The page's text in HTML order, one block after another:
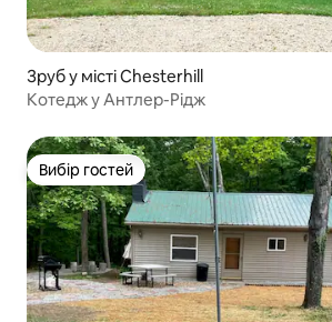
Зруб у місті Chesterhill
Котедж у Антлер-Рідж
Вибір гостей
Вибір гостей